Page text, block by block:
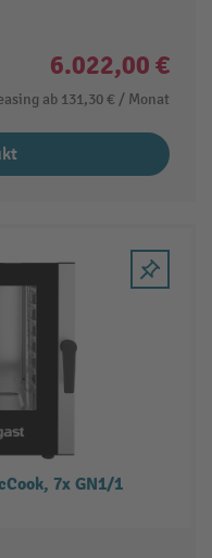
6.022,00 €
ab 131,30 € / Monat
7x GN1/1